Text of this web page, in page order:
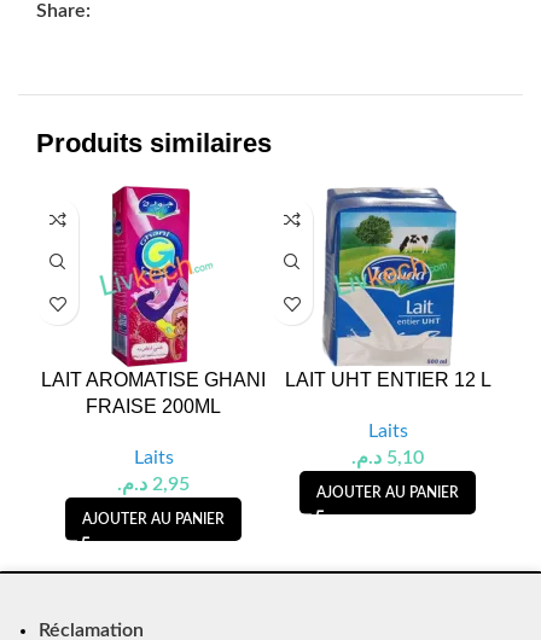
Share:
Produits similaires
LAIT AROMATISE GHANI
FRAISE 200ML
Laits
2,95 د.م.
AJOUTER AU PANIER
LAIT UHT ENTIER 12 L
Laits
5,10 د.م.
AJOUTER AU PANIER
Réclamation